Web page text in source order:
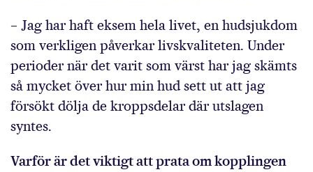
– Jag har haft eksem hela livet, en hudsjukdom
som verkligen påverkar livskvaliteten. Under
perioder när det varit som värst har jag skämts
så mycket över hur min hud sett ut att jag
försökt dölja de kroppsdelar där utslagen
syntes.
Varför är det viktigt att prata om kopplingen